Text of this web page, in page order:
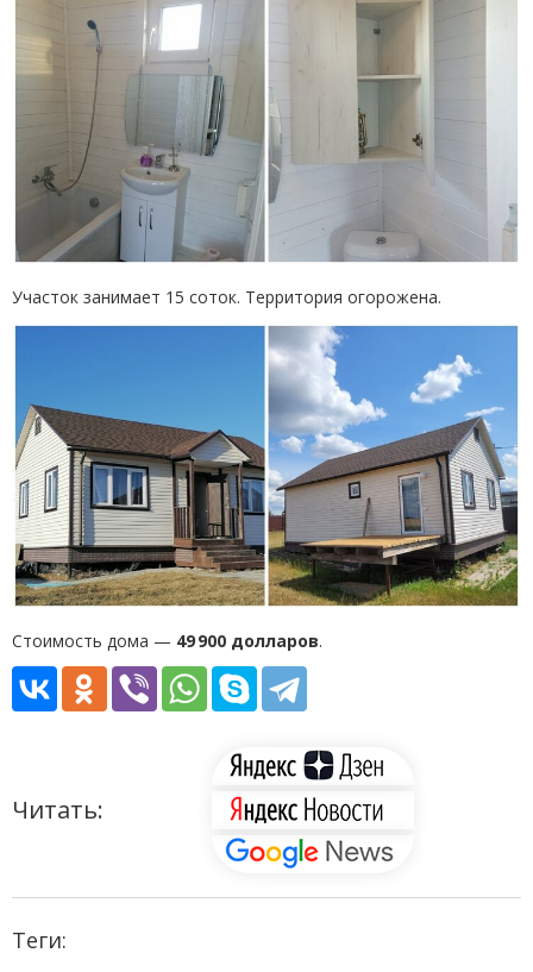
Участок занимает 15 соток. Территория огорожена.
Стоимость дома — 49 900 долларов.
Читать:
Теги: